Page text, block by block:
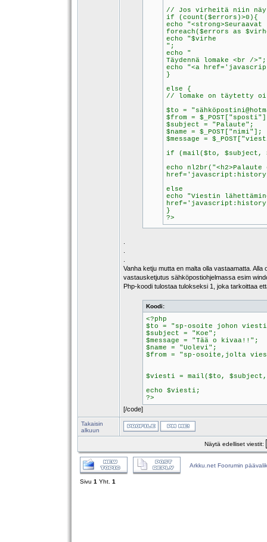
// Jos virheitä niin
if (count($errors)>0){
echo
foreach($errors as
echo "$virhe
";
echo "
Täydennä lomake <br />";
echo "<a
}
else {
// lomake on täytetty
$to =
$from =
$subject = "Palaute";
$name = $_POST["nimi"];
$message =
if (mail($to, $subject,
echo
else
echo "Viestin
}
?>
Vanha ketju mutta en malta olla vastaamatta.
vastausketjutus sähköpostiohjelmassa esim
Php-koodi tulostaa tulokseksi 1, joka tarkoittaa
Koodi:
<?php
$to = "sp-osoite johon viesti
$subject = "Koe";
$message = "Tää o kivaa!!";
$name = "Uolevi";
$from = "sp-osoite,jolta
$viesti = mail($to, $subject,
echo $viesti;
?>
[/code]
Takaisin
alkuun
Näytä edelliset viestit:
Arkku.net Foorumin
Sivu 1 Yht. 1